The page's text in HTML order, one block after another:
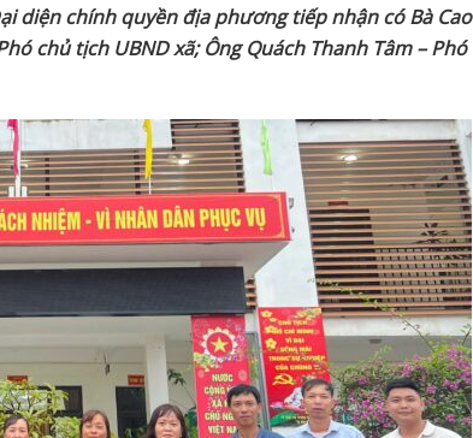
diện chính quyền địa phương tiếp nhận có Bà Cao
chủ tịch UBND xã; Ông Quách Thanh Tâm – Phó